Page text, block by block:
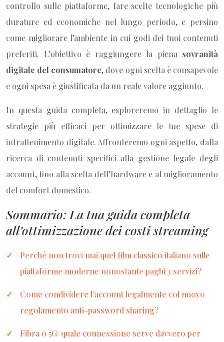
controllo sulle piattaforme, fare scelte tecnologiche più
durature ed economiche nel lungo periodo, e persino
come migliorare l’ambiente in cui godi dei tuoi contenuti
preferiti. L’obiettivo è raggiungere la piena sovranità
digitale del consumatore, dove ogni scelta è consapevole
e ogni spesa è giustificata da un reale valore aggiunto.
In questa guida completa, esploreremo in dettaglio le
strategie più efficaci per ottimizzare le tue spese di
intrattenimento digitale. Affronteremo ogni aspetto, dalla
ricerca di contenuti specifici alla gestione legale degli
account, fino alla scelta dell’hardware e al miglioramento
del comfort domestico.
Sommario: La tua guida completa
all’ottimizzazione dei costi streaming
Perché non trovi mai quel film classico italiano sulle
piattaforme moderne nonostante paghi 3 servizi?
Come condividere l’account legalmente col nuovo
regolamento anti-password sharing?
Fibra o 5G: quale connessione serve davvero per